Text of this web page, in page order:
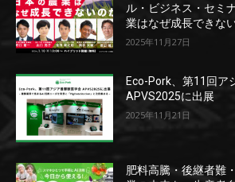
ル・ビジネス・セミ
業はなぜ成長できな
2025年11月27日
Eco-Pork、第11回ア
APVS2025に出展
2025年11月21日
肥料高騰・後継者難